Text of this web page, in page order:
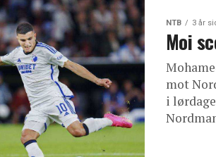
NTB 3 år
Moi
mot
i